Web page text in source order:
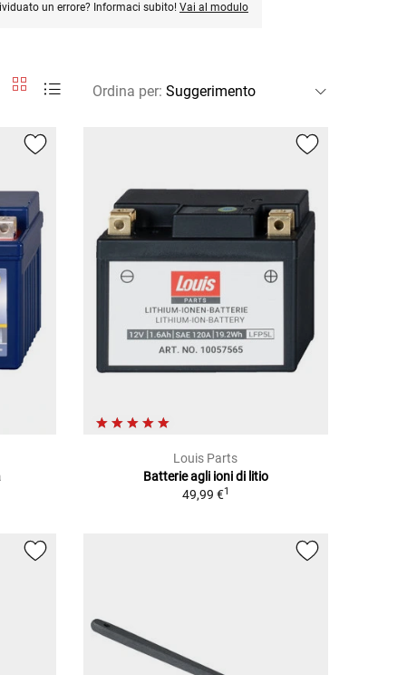
un errore? Informaci subito! Vai al modulo
Ordina per:
Louis Parts
Batterie agli ioni di litio
49,99 €1